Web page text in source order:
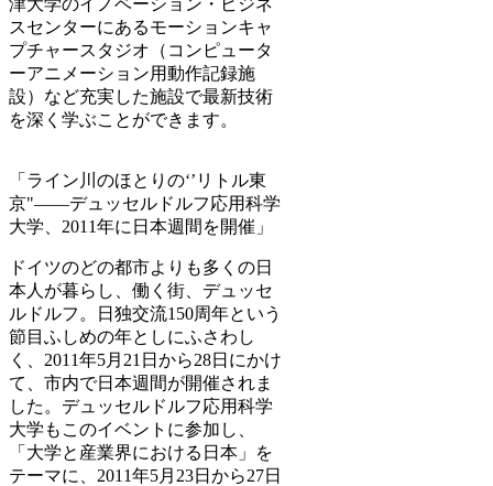
スセンターにあるモーションキャ
プチャースタジオ（コンピュータ
ーアニメーション用動作記録施
設）など充実した施設で最新技術
を深く学ぶことができます。
「ライン川のほとりの‘’リトル東
京"——デュッセルドルフ応用科学
大学、2011年に日本週間を開催」
ドイツのどの都市よりも多くの日
本人が暮らし、働く街、デュッセ
ルドルフ。日独交流150周年という
節目ふしめの年としにふさわし
く、2011年5月21日から28日にかけ
て、市内で日本週間が開催されま
した。デュッセルドルフ応用科学
大学もこのイベントに参加し、
「大学と産業界における日本」を
テーマに、2011年5月23日から27日